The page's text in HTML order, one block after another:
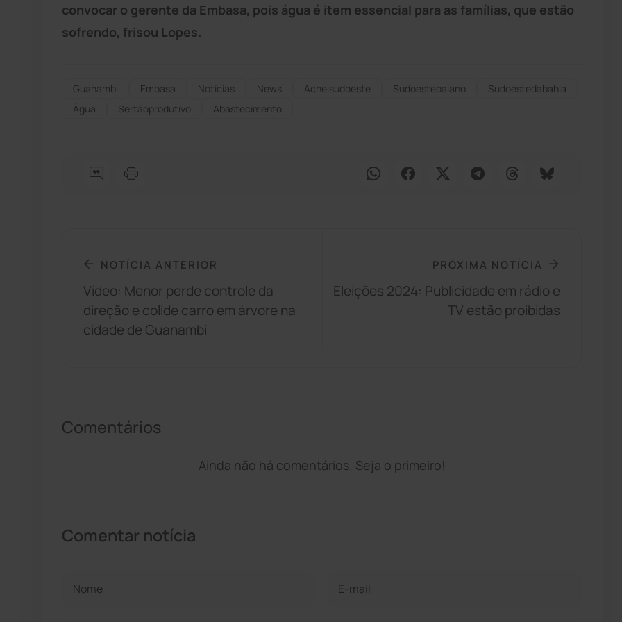
convocar o gerente da Embasa, pois água é item essencial para as famílias, que estão
sofrendo, frisou Lopes.
Guanambi Embasa Notícias News Acheisudoeste Sudoestebaiano
Sudoestedabahia
Água
Sertãoprodutivo Abastecimento
NOTÍCIA ANTERIOR
Vídeo: Menor perde controle da
direção e colide carro em árvore na
cidade de Guanambi
PRÓXIMA NOTÍCIA
Eleições 2024: Publicidade em rádio e
TV estão proibidas
Comentários
Ainda não há comentários. Seja o primeiro!
Comentar notícia